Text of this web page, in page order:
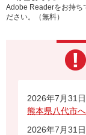
Adobe Readerをお持ち
ださい。（無料）
2026年7月31
熊本県八代市
2026年7月31